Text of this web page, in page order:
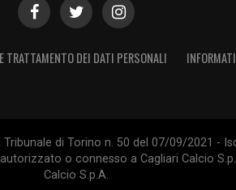
TRATTAMENTO DEI DATI PERSONALI
di Torino n. 50 del 07/09/2021 -
o connesso a Cagliari Calcio
Calcio S.p.A.